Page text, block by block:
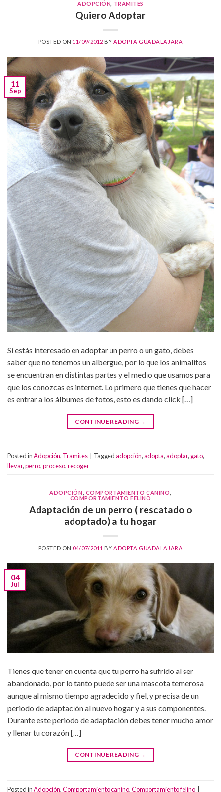
ADOPCIÓN TRAMITES
Quiero Adoptar
POSTED ON 11/09/2012 BYADOPTA GUADALAJARA
11
Sep
Si estás interesado en adoptar un perro o un gato, debes
saber que no tenemos un albergue, por lo que los animalitos
se encuentran en distintas partes y el medio que usamos para
que los conozcas es internet. Lo primero que tienes que hacer
es entrar a los álbumes de fotos, esto es dando click […]
CONTINUE READING →
Posted inAdopción, Tramites Taggedadopción,adopta,adoptar, gato,
llevar,perro,proceso,recoger
ADOPCIÓN COMPORTAMIENTO CANINO
COMPORTAMIENTO FELINO
Adaptación de un perro ( rescatado o
adoptado) a tu hogar
POSTED ON 04/07/2011 BYADOPTA GUADALAJARA
04
Jul
Tienes que tener en cuenta que tu perro ha sufrido al ser
abandonado, por lo tanto puede ser una mascota temerosa
aunque al mismo tiempo agradecido y fiel, y precisa de un
periodo de adaptación al nuevo hogar y a sus componentes.
Durante este periodo de adaptación debes tener mucho amor
y llenar tu corazón […]
CONTINUE READING →
Posted inAdopción,Comportamiento canino,Comportamiento felino